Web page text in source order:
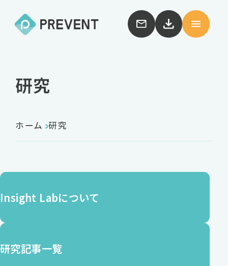
研究
ホーム 研究
Insight Labについて
研究記事一覧